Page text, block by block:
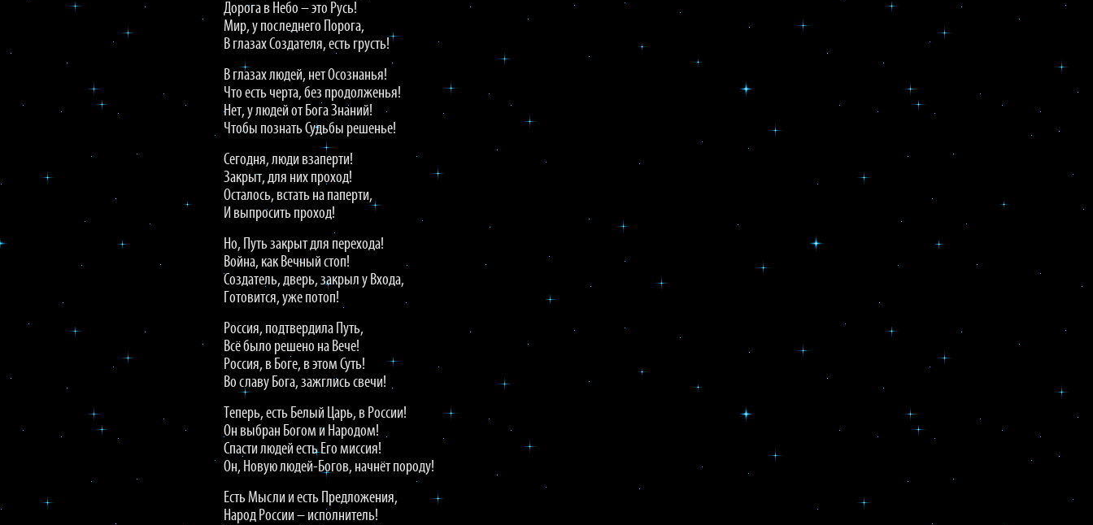
Дорога в Небо – это Русь!
Мир, у последнего Порога,
В глазах Создателя, есть грусть!
В глазах людей, нет Осознанья!
Что есть черта, без продолженья!
Нет, у людей от Бога Знаний!
Чтобы познать Судьбы решенье!
Сегодня, люди взаперти!
Закрыт, для них проход!
Осталось, встать на паперти,
И выпросить проход!
Но, Путь закрыт для перехода!
Война, как Вечный стоп!
Создатель, дверь, закрыл у Входа,
Готовится, уже потоп!
Россия, подтвердила Путь,
Всё было решено на Вече!
Россия, в Боге, в этом Суть!
Во славу Бога, зажглись свечи!
Теперь, есть Белый Царь, в России!
Он выбран Богом и Народом!
Спасти людей есть Его миссия!
Он, Новую людей-Богов, начнёт породу!
Есть Мысли и есть Предложения,
Народ России – исполнитель!